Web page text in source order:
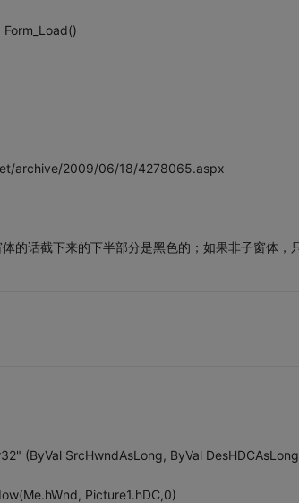
archive/2009/06/18/4278065.aspx
的话截下来的下半部分是黑色的；如果非子窗体，
(ByVal SrcHwndAsLong, ByVal
Picture1.hDC,0)